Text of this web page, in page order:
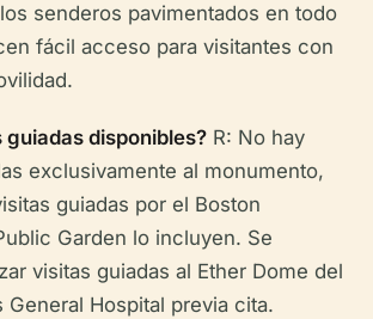
senderos pavimentados en todo
fácil acceso para visitantes con
guiadas disponibles? R: No hay
exclusivamente al monumento,
guiadas por el Boston
Garden lo incluyen. Se
visitas guiadas al Ether Dome del
General Hospital previa cita.